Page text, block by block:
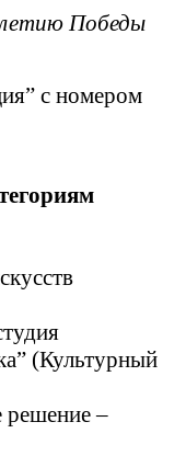
Победы
с номером
(Культурный
решение –